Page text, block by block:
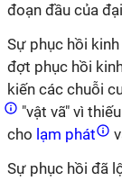
đoạn đầu của
Sự phục hồi
đợt phục hồi
kiến các chuỗi
"vật vã" vì
cho lạm phát
Sự phục hồi đã